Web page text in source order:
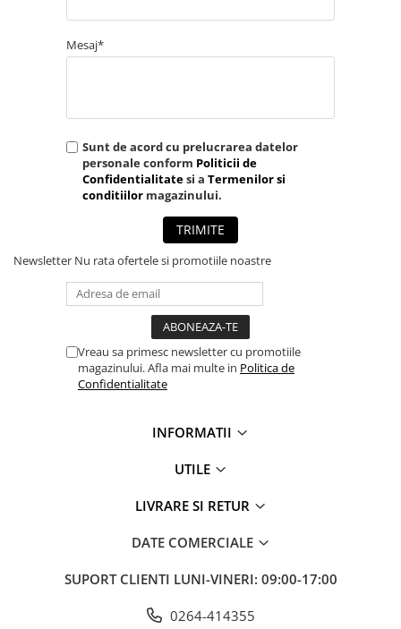
Mesaj*
Sunt de acord cu prelucrarea datelor
personale conform Politicii de
Confidentialitatesi a Termenilor si
conditiilor magazinului.
TRIMITE
Newsletter Nu rata ofertele si promotiile noastre
Vreau sa primesc newsletter cu promotiile
magazinului. Afla mai multe in Politica de
Confidentialitate
INFORMATII
UTILE
LIVRARE SI RETUR
DATE COMERCIALE
SUPORT CLIENTI LUNI-VINERI: 09:00-17:00
0264-414355